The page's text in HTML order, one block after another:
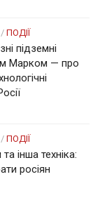
/ ПОДІЇ
підземні
Марком — про
/ ПОДІЇ
інша техніка:
росіян